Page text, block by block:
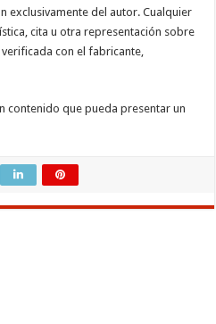
exclusivamente del autor. Cualquier
cita u otra representación sobre
con el fabricante,
contenido que pueda presentar un